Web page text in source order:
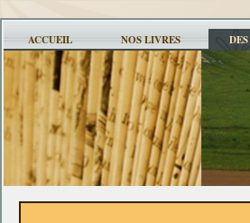
ACCUEIL NOS LIVRES